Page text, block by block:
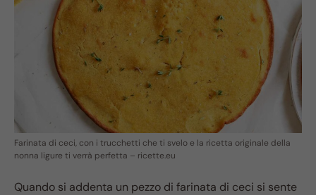
Farinata di ceci, con i trucchetti che ti svelo e la ricetta originale della
nonna ligure ti verrà perfetta – ricette.eu
Quando si addenta un pezzo di farinata di ceci si sente